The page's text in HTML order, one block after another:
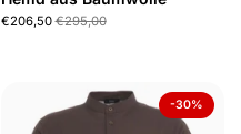
€206,50 €295,00
-30%